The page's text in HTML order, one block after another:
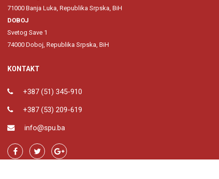
71000 Banja Luka, Republika Srpska, BiH
DOBOJ
Svetog Save 1
74000 Doboj, Republika Srpska, BiH
KONTAKT
+387 (51) 345-910
+387 (53) 209-619
info@spu.ba